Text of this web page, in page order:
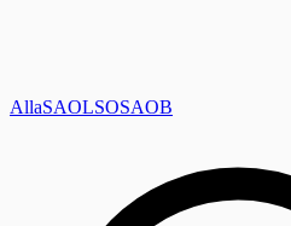
AllaSAOLSOSAOB